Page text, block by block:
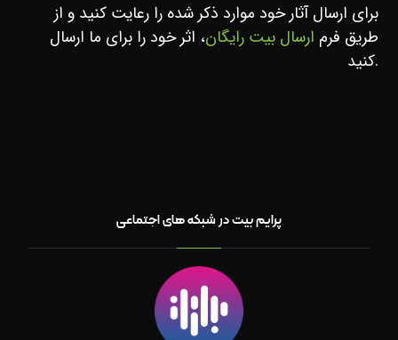
برای ارسال آثار خود موارد ذکر شده را رعایت کنید و از
طریق فرم ارسال بیت رایگان، اثر خود را برای ما ارسال
کنید.
پرایم بیت در شبکه های اجتماعی